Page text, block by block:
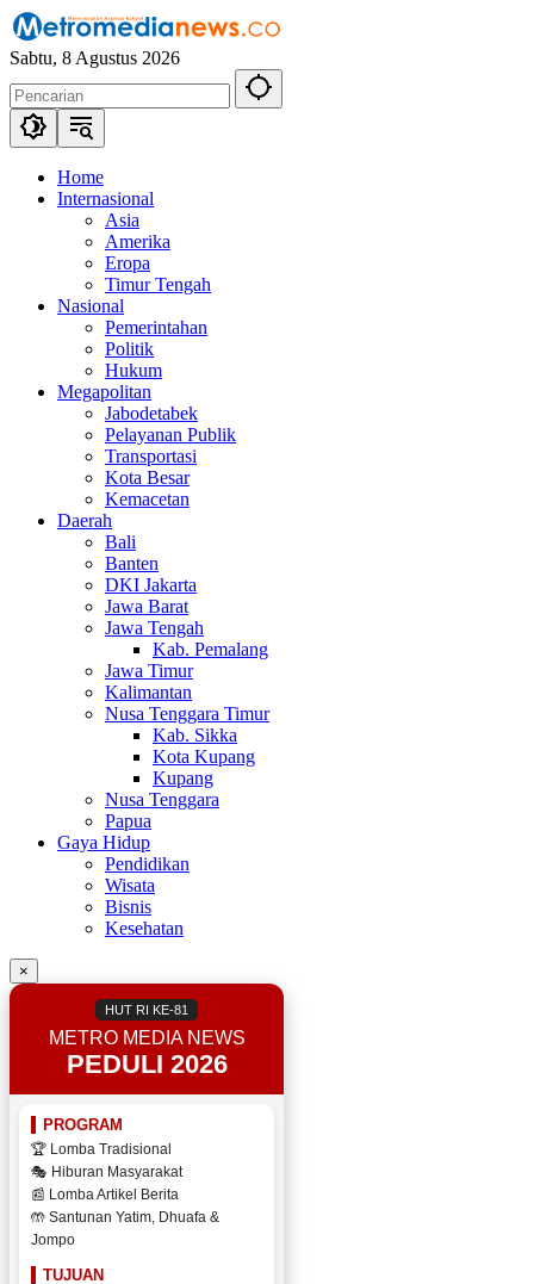
Langsung
ke
konten
Sabtu, 8 Agustus 2026
Home
Internasional
Asia
Amerika
Eropa
Timur Tengah
Nasional
Pemerintahan
Politik
Hukum
Megapolitan
Jabodetabek
Pelayanan Publik
Transportasi
Kota Besar
Kemacetan
Daerah
Bali
Banten
DKI Jakarta
Jawa Barat
Jawa Tengah
Kab. Pemalang
Jawa Timur
Kalimantan
Nusa Tenggara Timur
Kab. Sikka
Kota Kupang
Kupang
Nusa Tenggara
Papua
Gaya Hidup
Pendidikan
Wisata
Bisnis
Kesehatan
×
HUT RI KE-81
METRO MEDIA NEWS
PEDULI 2026
PROGRAM
🏆 Lomba Tradisional
🎭 Hiburan Masyarakat
📰 Lomba Artikel Berita
🤲 Santunan Yatim, Dhuafa &
Jompo
TUJUAN